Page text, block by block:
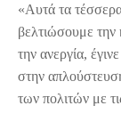
«Αυτά τα
βελτιώσουμε
την ανεργία,
στην
των πολιτών με